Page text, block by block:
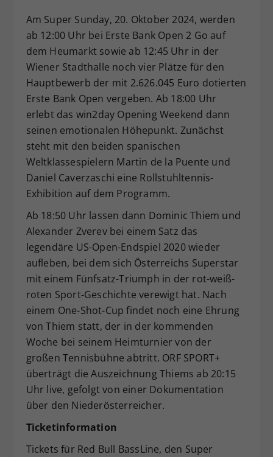
Am Super Sunday, 20. Oktober 2024, werden
ab 12:00 Uhr bei Erste Bank Open 2 Go auf
dem Heumarkt sowie ab 12:45 Uhr in der
Wiener Stadthalle noch vier Plätze für den
Hauptbewerb der mit 2.626.045 Euro dotierten
Erste Bank Open vergeben. Ab 18:00 Uhr
erlebt das win2day Opening Weekend dann
seinen emotionalen Höhepunkt. Zunächst
steht mit den beiden spanischen
Weltklassespielern Martin de la Puente und
Daniel Caverzaschi eine Rollstuhltennis-
Exhibition auf dem Programm.
Ab 18:50 Uhr lassen dann Dominic Thiem und
Alexander Zverev bei einem Satz das
legendäre US-Open-Endspiel 2020 wieder
aufleben, bei dem sich Österreichs Superstar
mit einem Fünfsatz-Triumph in der rot-weiß-
roten Sport-Geschichte verewigt hat. Nach
einem One-Shot-Cup findet noch eine Ehrung
von Thiem statt, der in der kommenden
Woche bei seinem Heimturnier von der
großen Tennisbühne abtritt. ORF SPORT+
überträgt die Auszeichnung Thiems ab 20:15
Uhr live, gefolgt von einer Dokumentation
über den Niederösterreicher.
Ticketinformation
Tickets für Red Bull BassLine, den Super
Zweck
Dieser Wert speichert Ihre Consent-
Einstellungen. Unter anderem eine
zufällig generierte ID, für die
historische Speicherung Ihrer
vorgenommen Einstellungen, falls der
Webseiten-Betreiber dies eingestellt
hat.